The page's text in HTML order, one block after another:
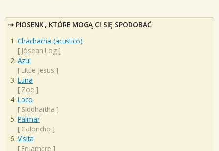
PIOSENKI, KTÓRE MOGĄ CI SIĘ SPODOBAĆ
Chachacha (acustico)
[ Jósean Log ]
Azul
[ Little Jesus ]
Luna
[ Zoe ]
Loco
[ Siddhartha ]
Palmar
[ Caloncho ]
Visita
[ Enjambre ]